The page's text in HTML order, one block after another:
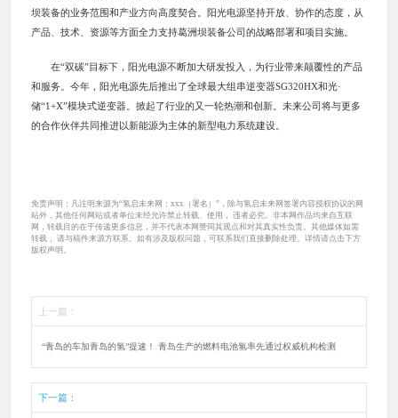
坝装备的业务范围和产业方向高度契合。阳光电源坚持开放、协作的态度，从
产品、技术、资源等方面全力支持葛洲坝装备公司的战略部署和项目实施。
在“双碳”目标下，阳光电源不断加大研发投入，为行业带来颠覆性的产品
和服务。今年，阳光电源先后推出了全球最大组串逆变器SG320HX和光·
储“1+X”模块式逆变器。掀起了行业的又一轮热潮和创新。未来公司将与更多
的合作伙伴共同推进以新能源为主体的新型电力系统建设。
免责声明：凡注明来源为“氢启未来网：xxx（署名）”，除与氢启未来网签署内容授权协议的网
站外，其他任何网站或者单位未经允许禁止转载、使用， 违者必究。非本网作品均来自互联
网，转载目的在于传递更多信息，并不代表本网赞同其观点和对其真实性负责。其他媒体如需
转载， 请与稿件来源方联系。如有涉及版权问题，可联系我们直接删除处理。详情请点击下方
版权声明。
上一篇：
“青岛的车加青岛的氢”提速！ 青岛生产的燃料电池氢率先通过权威机构检测
下一篇：